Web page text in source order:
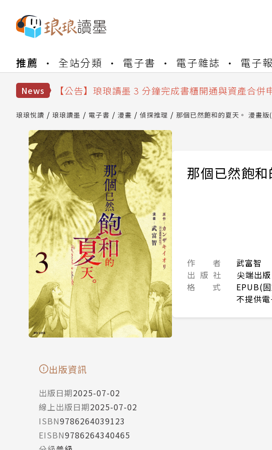
推薦 全站分類 電子書 電子雜誌 電子
News
【公告】琅琅讀墨數位閱讀資產合併與書櫃開通申
【公告】琅琅讀墨 3 分鐘完成書櫃開通與資產合併
【公告】琅琅讀墨數位閱讀資產合併與書櫃開通申
琅琅悅讀 琅琅讀墨 電子書 漫畫 偵探推理 那個已然飽和的夏天。 漫畫版
那個已然飽
作 者
武富智
出 版 社
尖端出版
格 式
EPUB(
不提供
出版資訊
出版日期2025-07-02
線上出版日期2025-07-02
ISBN9786264039123
EISBN9786264340465